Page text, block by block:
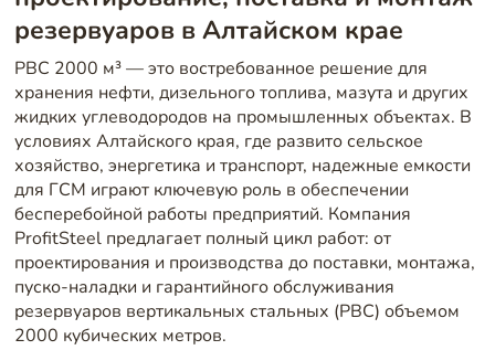
резервуаров в Алтайском крае
РВС 2000 м³ — это востребованное решение для
хранения нефти, дизельного топлива, мазута и других
жидких углеводородов на промышленных объектах. В
условиях Алтайского края, где развито сельское
хозяйство, энергетика и транспорт, надежные емкости
для ГСМ играют ключевую роль в обеспечении
бесперебойной работы предприятий. Компания
ProfitSteel предлагает полный цикл работ: от
проектирования и производства до поставки, монтажа,
пуско-наладки и гарантийного обслуживания
резервуаров вертикальных стальных (РВС) объемом
2000 кубических метров.